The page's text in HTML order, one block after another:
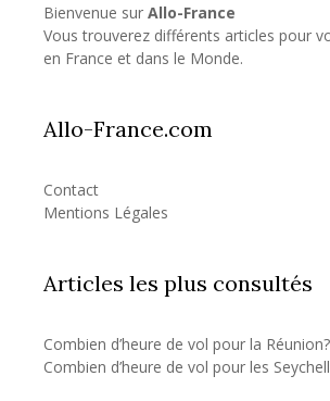
Bienvenue sur Allo-France
Vous trouverez différents articles pour
en France et dans le Monde.
Allo-France.com
Contact
Mentions Légales
Articles les plus consultés
Combien d’heure de vol pour la Réunion?
Combien d’heure de vol pour les